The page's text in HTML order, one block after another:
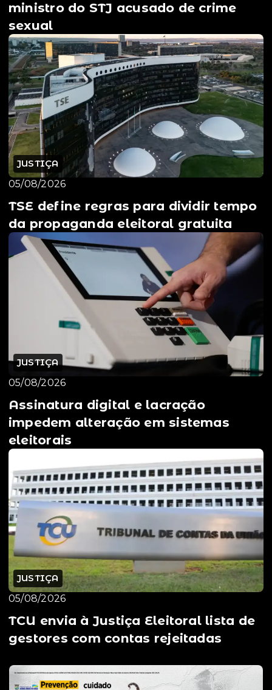
ministro do STJ acusado de crime
sexual
JUSTIÇA
05/08/2026
TSE define regras para dividir tempo
da propaganda eleitoral gratuita
JUSTIÇA
05/08/2026
Assinatura digital e lacração
impedem alteração em sistemas
eleitorais
JUSTIÇA
05/08/2026
TCU envia à Justiça Eleitoral lista de
gestores com contas rejeitadas